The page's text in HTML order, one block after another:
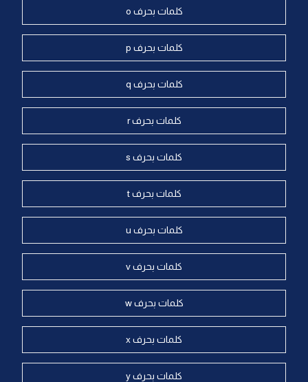
كلمات بحرف o
كلمات بحرف p
كلمات بحرف q
كلمات بحرف r
كلمات بحرف s
كلمات بحرف t
كلمات بحرف u
كلمات بحرف v
كلمات بحرف w
كلمات بحرف x
كلمات بحرف y